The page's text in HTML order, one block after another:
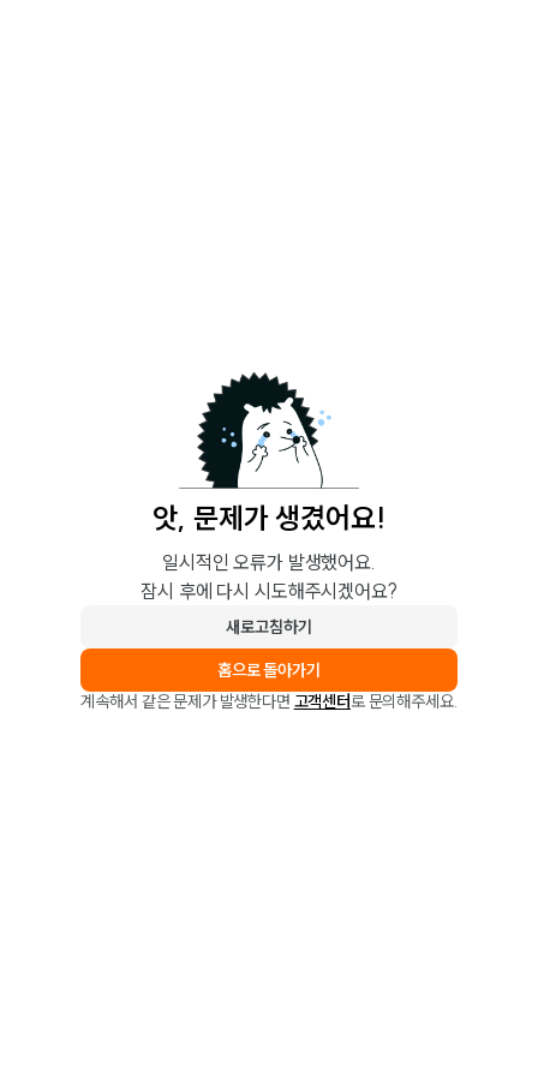
앗, 문제가 생겼어요!
일시적인 오류가 발생했어요.
잠시 후에 다시 시도해주시겠어요?
새로고침하기
홈으로 돌아가기
계속해서 같은 문제가 발생한다면 고객센터로 문의해주세요.